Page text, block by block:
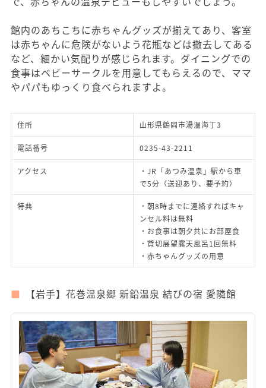
館内のあちこちに赤ちゃんグッズが揃えてあり、客室
は赤ちゃんに危険がないよう花瓶などは撤去してある
など、細かい気配りが感じられます。ダイニングでの
食事はベビーサークルを用意してもらえるので、ママ
やパパもゆっくり食べられますよ。
住所 山形県鶴岡市湯温海丁3
電話番号 0235-43-2211
アクセス
・JR「あつみ温泉」駅から車
で5分（送迎あり、要予約）
特典
・朝8時までに連絡すればキャ
ンセル料は無料
・お食事は朝夕共にお部屋食
・貸切展望露天風呂1回無料
・赤ちゃんグッズの用意
【岩手】花巻温泉郷 新鉛温泉 結びの宿 愛隣館